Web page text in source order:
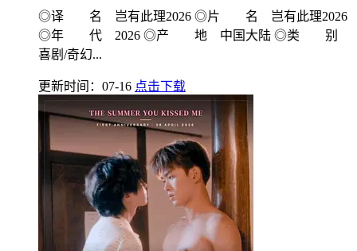
◎译 名 岂有此理2026 ◎片 名 岂有此理2026
◎年 代 2026 ◎产 地 中国大陆 ◎类 别
喜剧/奇幻...
更新时间：07-16 点击下载